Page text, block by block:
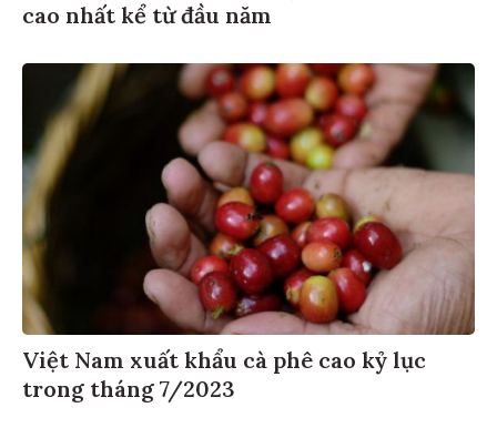
cao nhất kể từ đầu năm
Việt Nam xuất khẩu cà phê cao kỷ lục
trong tháng 7/2023